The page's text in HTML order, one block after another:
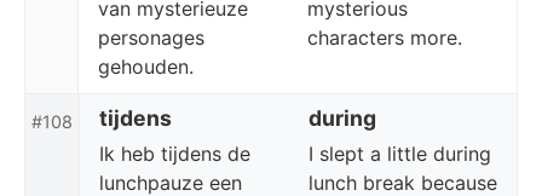
van mysterieuze
personages
gehouden.
mysterious
characters more.
#108 tijdens during
Ik heb tijdens de
lunchpauze een
I slept a little during
lunch break because